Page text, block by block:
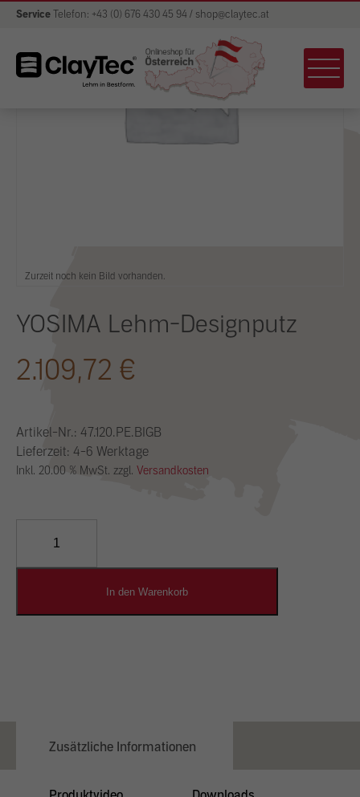
Service Telefon: +43 (0) 676 430 45 94 / shop@claytec.at
Zurzeit noch kein Bild vorhanden.
YOSIMA Lehm-Designputz
2.109,72 €
Artikel-Nr.: 47.120.PE.BIGB
Lieferzeit: 4-6 Werktage
Inkl. 20.00 % MwSt. zzgl. Versandkosten
Designputz
In den Warenkorb
Zusätzliche Informationen